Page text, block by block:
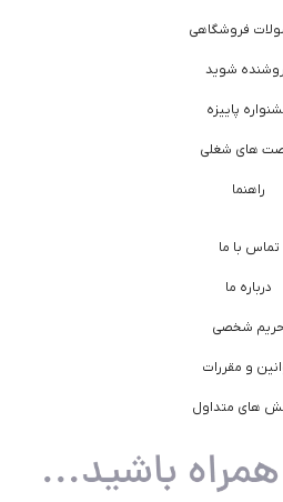
فروشگاهی
شوید
پاییزه
های شغلی
راهنما
تماس با ما
درباره ما
حریم شخصی
و مقررات
های متداول